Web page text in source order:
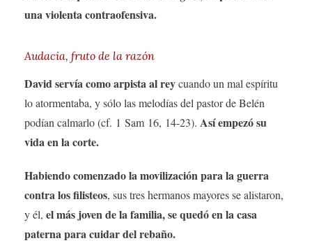
una violenta contraofensiva.
Audacia, fruto de la razón
David servía como arpista al reycuando un mal espíritu
lo atormentaba, y sólo las melodías del pastor de Belén
podían calmarlo (cf. 1 Sam 16, 14-23). Así empezó su
vida en la corte.
Habiendo comenzado la movilización para la guerra
contra los filisteos, sus tres hermanos mayores se alistaron,
y él, el más joven de la familia, se quedó en la casa
paterna para cuidar del rebaño.